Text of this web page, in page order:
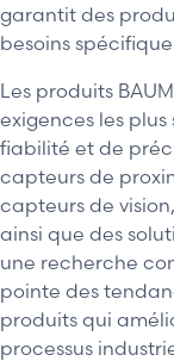
garantit des
besoins
Les produits
exigences les
fiabilité et de
capteurs de
capteurs de
ainsi que des
une recherche
pointe des
produits qui
processus